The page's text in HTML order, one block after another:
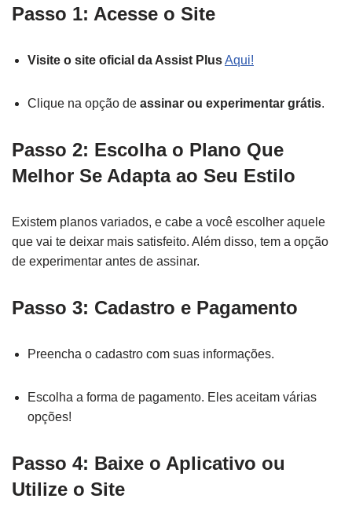
Passo 1: Acesse o Site
Visite o site oficial da Assist PlusAqui!
Clique na opção de assinar ou experimentar grátis.
Passo 2: Escolha o Plano Que
Melhor Se Adapta ao Seu Estilo
Existem planos variados, e cabe a você escolher aquele
que vai te deixar mais satisfeito. Além disso, tem a opção
de experimentar antes de assinar.
Passo 3: Cadastro e Pagamento
Preencha o cadastro com suas informações.
Escolha a forma de pagamento. Eles aceitam várias
opções!
Passo 4: Baixe o Aplicativo ou
Utilize o Site